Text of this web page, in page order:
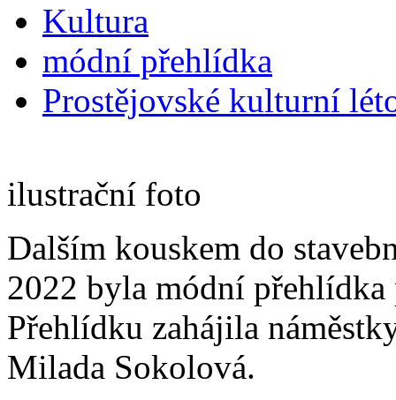
Kultura
módní přehlídka
Prostějovské kulturní
ilustrační foto
Dalším kouskem do
2022 byla módní
Přehlídku zahájila
Milada Sokolová.